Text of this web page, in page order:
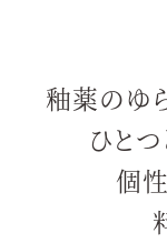
釉薬のゆ
ひと
個